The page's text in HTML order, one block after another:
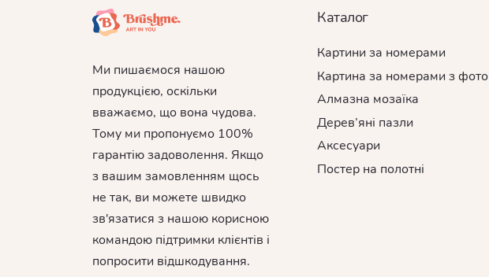
Ми пишаємося нашою
продукцією, оскільки
вважаємо, що вона чудова.
Тому ми пропонуємо 100%
гарантію задоволення. Якщо
з вашим замовленням щось
не так, ви можете швидко
зв'язатися з нашою корисною
командою підтримки клієнтів і
попросити відшкодування.
Каталог
Картини за номерами
Картина за номерами з фото
Алмазна мозаїка
Дерев’яні пазли
Аксесуари
Постер на полотні